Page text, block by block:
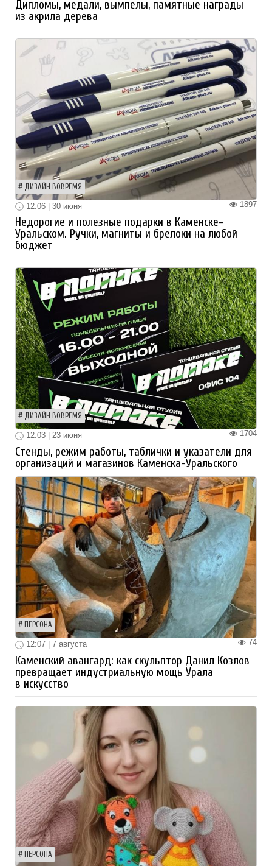
Дипломы, медали, вымпелы, памятные награды
из акрила дерева
ДИЗАЙН ВОВРЕМЯ
1897
12:06 | 30 июня
Недорогие и полезные подарки в Каменске-
Уральском. Ручки, магниты и брелоки на любой
бюджет
ДИЗАЙН ВОВРЕМЯ
1704
12:03 | 23 июня
Стенды, режим работы, таблички и указатели для
организаций и магазинов Каменска-Уральского
ПЕРСОНА
74
12:07 | 7 августа
Каменский авангард: как скульптор Данил Козлов
превращает индустриальную мощь Урала
в искусство
ПЕРСОНА